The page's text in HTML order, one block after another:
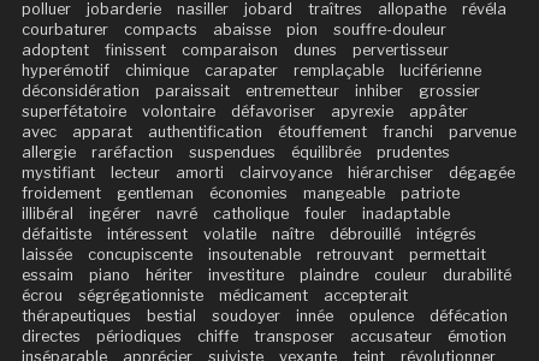
polluer
jobarderie nasiller jobard traîtres allopathe
révéla
courbaturer
compacts abaisse pion
souffre-douleur
adoptent
finissent comparaison dunes
pervertisseur
hyperémotif
chimique carapater remplaçable
luciférienne
déconsidération
paraissait entremetteur inhiber
grossier
superfétatoire
volontaire défavoriser apyrexie
appâter
avec
apparat authentification étouffement franchi
parvenue
allergie
raréfaction suspendues équilibrée
prudentes
mystifiant
lecteur amorti clairvoyance hiérarchiser
dégagée
froidement
gentleman économies mangeable
patriote
illibéral
ingérer navré catholique fouler
inadaptable
défaitiste
intéressent volatile naître débrouillé
intégrés
laissée
concupiscente insoutenable retrouvant
permettait
essaim
piano hériter investiture plaindre couleur
durabilité
écrou
ségrégationniste médicament
accepterait
thérapeutiques
bestial soudoyer innée opulence
défécation
directes
périodiques chiffe transposer accusateur
émotion
inséparable
apprécier suiviste vexante teint
révolutionner